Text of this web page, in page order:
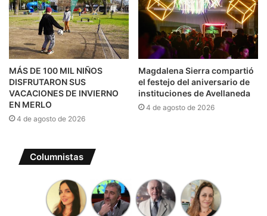
MÁS DE 100 MIL NIÑOS
DISFRUTARON SUS
VACACIONES DE INVIERNO
EN MERLO
4 de agosto de 2026
Magdalena Sierra compartió
el festejo del aniversario de
instituciones de Avellaneda
4 de agosto de 2026
Columnistas